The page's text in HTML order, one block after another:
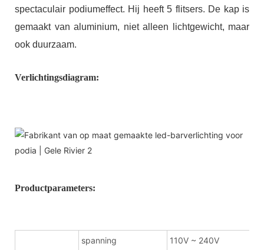
spectaculair podiumeffect. Hij heeft 5 flitsers. De kap is
gemaakt van aluminium, niet alleen lichtgewicht, maar
ook duurzaam.
Verlichtingsdiagram:
Productparameters:
spanning 110V ~ 240V